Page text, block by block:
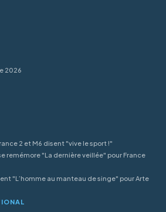
2026
2 et M6 disent "vive le sport !"
remémore "La dernière veillée" pour France
"L’homme au manteau de singe" pour Arte